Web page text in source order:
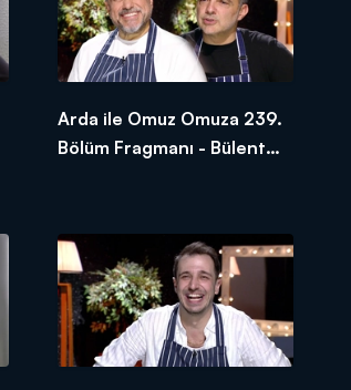
Arda ile Omuz Omuza 239.
Bölüm Fragmanı - Bülent